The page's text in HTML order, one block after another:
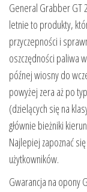
General Grabber GT
letnie to produkty,
przyczepności i
oszczędności paliwa
późnej wiosny do
powyżej zera aż po
(dzielących się na
głównie bieżniki
Najlepiej zapoznać
użytkowników.
Gwarancja na opony